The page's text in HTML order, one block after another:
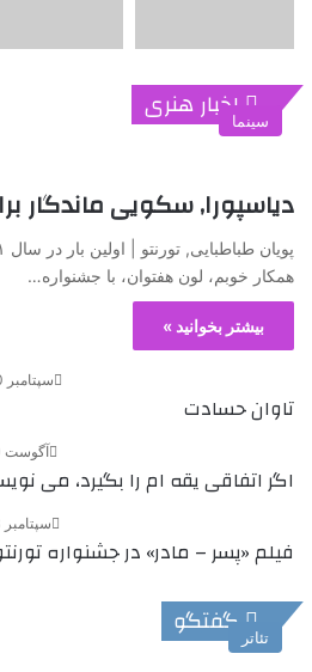
اخبار هنریسینما
دیاسپورا, سکویی ماندگار
همکار خوبم، لون هفتوان، با جشنواره…
بیشتر بخوانید »
سپتامبر 20, 2022
تاوان حسادت
آگوست 10, 2016
اگر اتفاقی یقه ام را بگیرد، می
سپتامبر 13, 2019
فیلم «پسر – مادر» در جشنواره
گفتگو تئاتر